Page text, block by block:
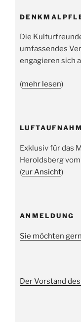
Die
umfassendes
engagieren sich
(mehr lesen)
Exklusiv für das
Heroldsberg
(zur Ansicht)
ANMELDUNG
Sie möchten
Der Vorstand